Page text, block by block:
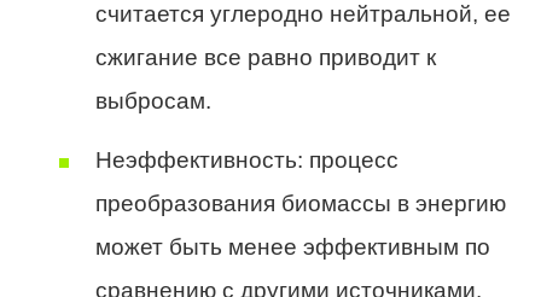
считается углеродно нейтральной, ее
сжигание все равно приводит к
выбросам.
Неэффективность: процесс
преобразования биомассы в энергию
может быть менее эффективным по
сравнению с другими источниками.